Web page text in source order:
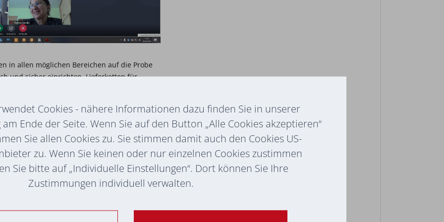
in allen möglichen Bereichen auf die Probe
und sicher einrichten, Lieferketten für
aufbauen – die Liste könnte man
Belastungen, sind wir auf
unsere Krisenfestigkeit stärken und
überraschend – um einen
in vielen Bereichen profitiert hat.
vor der Krise, hat sich der Aufwand,
Rückblick bezahlt gemacht. Ob es darum
und effektiver zu gestalten,
Cookies - nähere Informationen dazu finden Sie in unserer
Ende der Seite. Wenn Sie auf den Button „Alle Cookies akzeptieren“
Sie allen Cookies zu. Sie stimmen damit auch den Cookies US-
zu. Wenn Sie keinen oder nur einzelnen Cookies zustimmen
Sie bitte auf „Individuelle Einstellungen“. Dort können Sie Ihre
Zustimmungen individuell verwalten.